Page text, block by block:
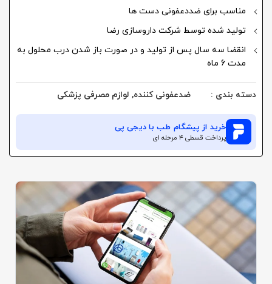
مناسب برای ضددعفونی دست ها
تولید شده توسط شرکت داروسازی رضا
انقضا سه سال پس از تولید و در صورت باز شدن درب محلول به
مدت 6 ماه
دسته بندی : ضدعفونی کننده, لوازم مصرفی پزشکی
خرید از پیشگام طببا دیجی پی
پرداخت قسطی ۴ مرحله ای